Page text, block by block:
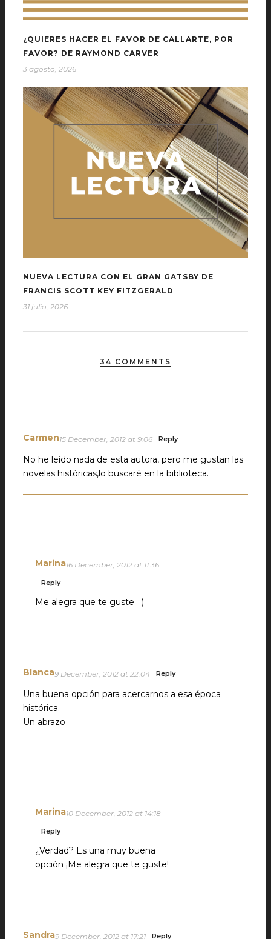
¿QUIERES HACER EL FAVOR DE CALLARTE, POR
FAVOR? DE RAYMOND CARVER
3 agosto, 2026
NUEVA LECTURA CON EL GRAN GATSBY DE
FRANCIS SCOTT KEY FITZGERALD
31 julio, 2026
34 COMMENTS
Carmen15 December, 2012 at 9:06 Reply
No he leído nada de esta autora, pero me gustan las
novelas históricas,lo buscaré en la biblioteca.
Marina16 December, 2012 at 11:36
Reply
Me alegra que te guste =)
Blanca9 December, 2012 at 22:04 Reply
Una buena opción para acercarnos a esa época
histórica.
Un abrazo
Marina10 December, 2012 at 14:18
Reply
¿Verdad? Es una muy buena
opción ¡Me alegra que te guste!
Sandra9 December, 2012 at 17:21 Reply